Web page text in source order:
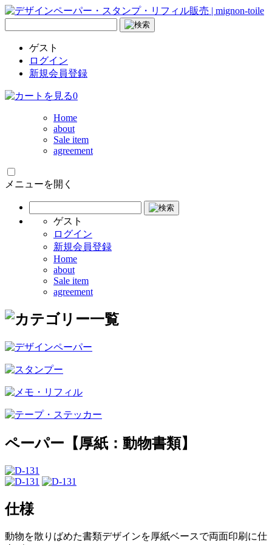
ゲスト
ログイン
新規会員登録
0
Home
about
Sale item
agreement
メニューを開く
ゲスト
ログイン
新規会員登録
Home
about
Sale item
agreement
ペーパー【厚紙：動物書類】
仕様
動物を散りばめた書類デザインを厚紙ベースで両面印刷に仕